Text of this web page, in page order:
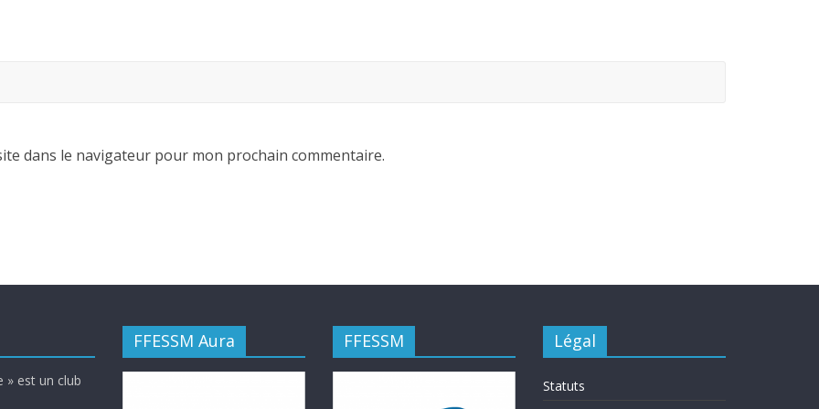
dans le navigateur pour mon prochain commentaire.
» est un club
FFESSM Aura FFESSM Légal
Statuts